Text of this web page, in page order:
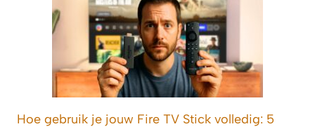
Hoe gebruik je jouw Fire TV Stick volledig: 5